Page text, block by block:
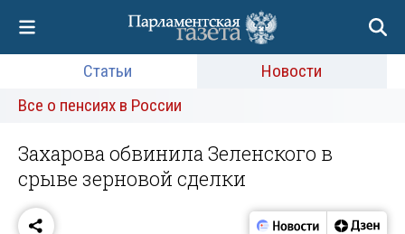
Статьи
Новости
Все о пенсиях в России
Захарова обвинила Зеленского в
срыве зерновой сделки